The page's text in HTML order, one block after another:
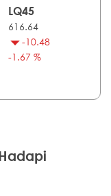
LQ45
616.64
-10.48
-1.67 %